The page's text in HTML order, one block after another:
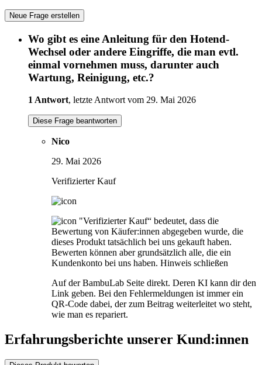
Neue Frage erstellen
Wo gibt es eine Anleitung für den Hotend-
Wechsel oder andere Eingriffe, die man evtl.
einmal vornehmen muss, darunter auch
Wartung, Reinigung, etc.?
1 Antwort, letzte Antwort vom 29. Mai 2026
Diese Frage beantworten
Nico
29. Mai 2026
Verifizierter Kauf
"Verifizierter Kauf“ bedeutet, dass die
Bewertung von Käufer:innen abgegeben wurde, die
dieses Produkt tatsächlich bei uns gekauft haben.
Bewerten können aber grundsätzlich alle, die ein
Kundenkonto bei uns haben. Hinweis schließen
Auf der BambuLab Seite direkt. Deren KI kann dir den
Link geben. Bei den Fehlermeldungen ist immer ein
QR-Code dabei, der zum Beitrag weiterleitet wo steht,
wie man es repariert.
Erfahrungsberichte unserer Kund:innen